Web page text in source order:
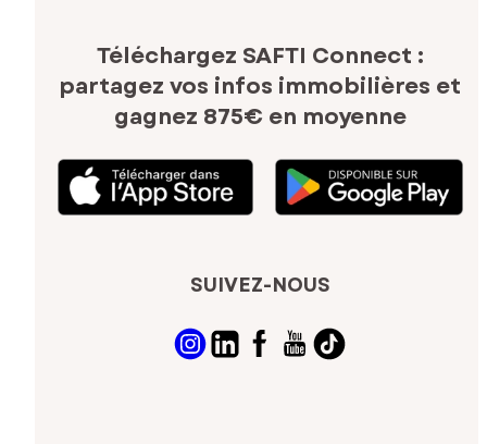
Téléchargez SAFTI Connect :
partagez vos infos immobilières et
gagnez 875€ en moyenne
SUIVEZ-NOUS